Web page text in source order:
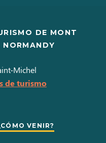
DE MONT
Michel
de turismo
VENIR?